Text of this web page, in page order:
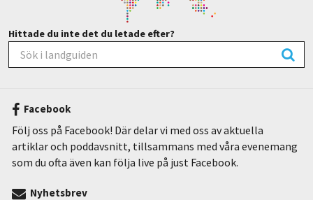
Hittade du inte det du letade efter?
Facebook
Följ oss på Facebook! Där delar vi med oss av aktuella
artiklar och poddavsnitt, tillsammans med våra evenemang
som du ofta även kan följa live på just Facebook.
Nyhetsbrev